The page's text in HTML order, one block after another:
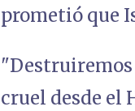
prometió que
"Destruiremos
cruel desde el